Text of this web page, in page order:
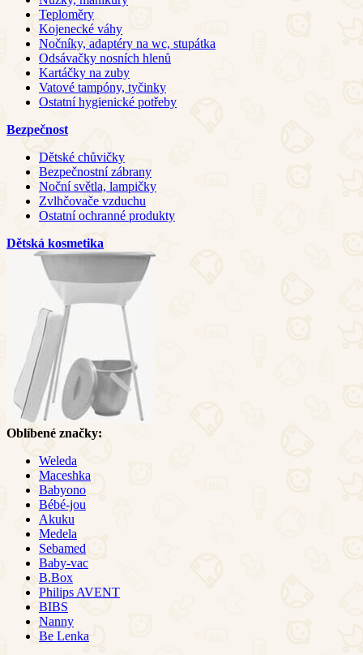
Teploměry
Kojenecké váhy
Nočníky, adaptéry na wc, stupátka
Odsávačky nosních hlenů
Kartáčky na zuby
Vatové tampóny, tyčinky
Ostatní hygienické potřeby
Bezpečnost
Dětské chůvičky
Bezpečnostní zábrany
Noční světla, lampičky
Zvlhčovače vzduchu
Ostatní ochranné produkty
Dětská kosmetika
Oblíbené značky:
Weleda
Maceshka
Babyono
Bébé-jou
Akuku
Medela
Sebamed
Baby-vac
B.Box
Philips AVENT
BIBS
Nanny
Be Lenka